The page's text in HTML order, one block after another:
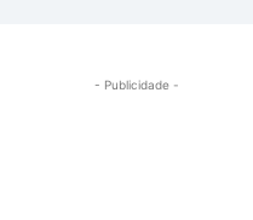
- Publicidade -